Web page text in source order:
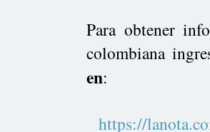
Para obtener
colombiana
en:
https://